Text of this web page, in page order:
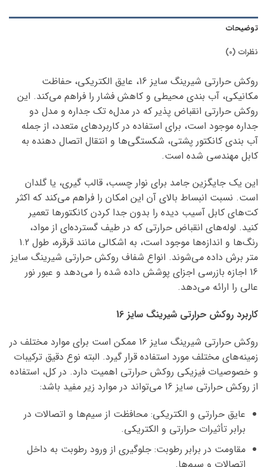
توضیحات
نظرات (0)
روکش حرارتی شیرینگ سایز 16، عایق الکتریکی، حفاظت
مکانیکی، آب بندی محیطی و کاهش فشار را فراهم می‌کند. این
روکش حرارتی انقباض پذیر که در مدل‌ه تک جداره و مدل دو
جداره موجود است، برای استفاده در کاربردهای متعدد، از جمله
آب بندی کانکتور پشتی، شکستگی‌ها و انتقال اتصال دهنده به
کابل مهندسی شده است.
این یک جایگزین جامد برای نوار چسب، قالب گیری، یا گلدان
است. نسبت انبساط بالای آن این امکان را فراهم می‌کند که اکثر
کت‌های کابل آسیب دیده را بدون جدا کردن کانکتورها تعمیر
کنید. لوله‌های انقباض حرارتی که در طیف گسترده‌ای از مواد،
رنگ‌ها و اندازه‌ها موجود است، به اشکالی مانند قرقره، طول 1.2
متر برش داده می‌شوند. انواع شفاف روکش حرارتی شیرینگ سایز
16 اجازه بازرسی اجزای پوشش داده شده را می‌دهد و عبور نور
عالی را ارائه می‌دهد.
کاربرد روکش حرارتی شیرینگ سایز 16
روکش حرارتی شیرینگ سایز 16 ممکن است برای موارد مختلف در
زمینه‌های مختلف مورد استفاده قرار گیرد. البته نوع دقیق ترکیبات
و خصوصیات فیزیکی روکش حرارتی اهمیت دارد. در کل، استفاده
از روکش حرارتی سایز 16 می‌تواند در موارد زیر مفید باشد:
عایق حرارتی و الکتریکی: محافظت از سیم‌ها و اتصالات در
برابر تأثیرات حرارتی و الکتریکی.
مقاومت در برابر رطوبت: جلوگیری از ورود رطوبت به داخل